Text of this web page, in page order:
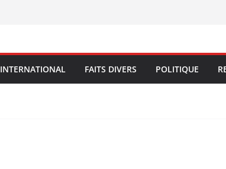
INTERNATIONAL FAITS DIVERS POLITIQUE